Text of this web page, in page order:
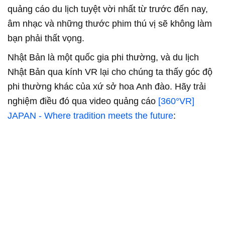
quảng cáo du lịch tuyệt vời nhất từ trước đến nay,
âm nhạc và những thước phim thú vị sẽ không làm
bạn phải thất vọng.
Nhật Bản là một quốc gia phi thường, và du lịch
Nhật Bản qua kính VR lại cho chúng ta thấy góc độ
phi thường khác của xứ sở hoa Anh đào. Hãy trải
nghiệm điều đó qua video quảng cáo [360°VR]
JAPAN - Where tradition meets the future: